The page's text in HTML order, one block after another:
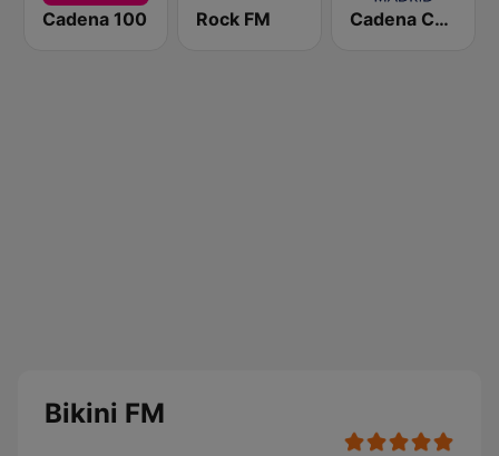
Cadena 100 Rock FM Cadena COPE Madrid
Bikini FM